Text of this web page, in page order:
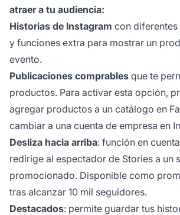
atraer a tu audiencia:
Historias de Instagram con
y funciones extra para mostrar un
evento.
Publicaciones comprables que te
productos. Para activar esta opción,
agregar productos a un catálogo en
cambiar a una cuenta de empresa en
Desliza hacia arriba: función en
redirige al espectador de Stories a un
promocionado. Disponible como
tras alcanzar 10 mil seguidores.
Destacados: permite guardar tus